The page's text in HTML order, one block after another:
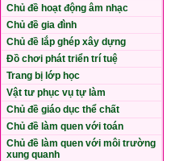
Chủ đề hoạt động âm nhạc
Chủ đề gia đình
Chủ đề lắp ghép xây dựng
Đồ chơi phát triển trí tuệ
Trang bị lớp học
Vật tư phục vụ tự làm
Chủ đề giáo dục thể chất
Chủ đề làm quen với toán
Chủ đề làm quen với môi trường
xung quanh